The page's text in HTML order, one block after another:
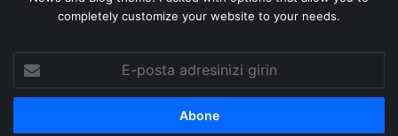
completely customize your website to your needs.
posta
adresinizi